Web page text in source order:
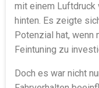
mit einem Luftdruck
hinten. Es zeigte
Potenzial hat, wenn
Feintuning zu
Doch es war nicht